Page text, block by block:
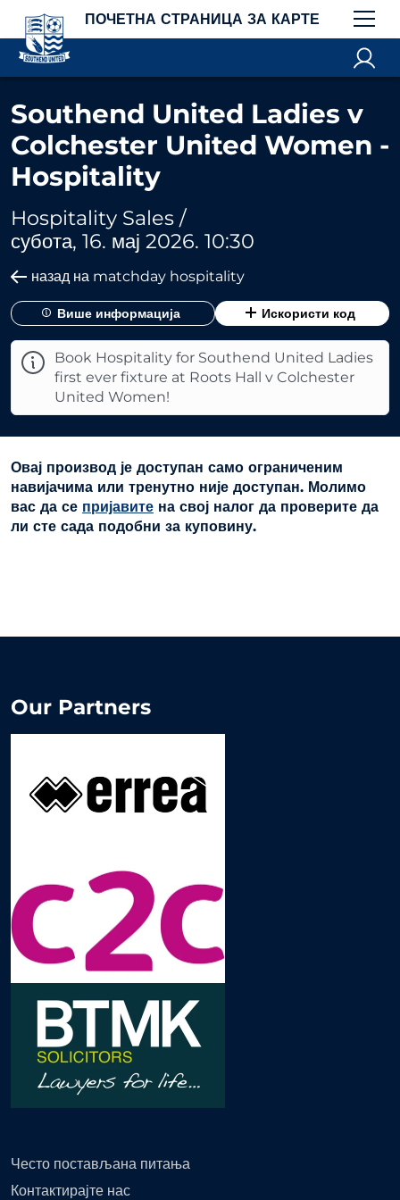
ПОЧЕТНА СТРАНИЦА ЗА КАРТЕ
Southend United Ladies v
Colchester United Women -
Hospitality
Hospitality Sales /
субота, 16. мај 2026. 10:30
назад на matchday hospitality
Више информација Искористи код
Book Hospitality for Southend United Ladies
first ever fixture at Roots Hall v Colchester
United Women!
Овај производ је доступан само ограниченим
навијачима или тренутно није доступан. Молимо
вас да се пријавите на свој налог да проверите да
ли сте сада подобни за куповину.
Често постављана питања
Контактирајте нас
Our Partners